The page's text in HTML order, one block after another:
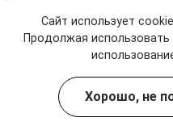
Сайт использует
Продолжая использовать
Хорошо, не